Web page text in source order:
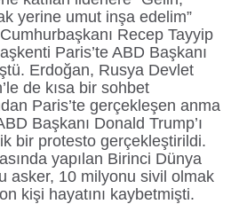
yerine umut inşa edelim”
Recep Tayyip
Paris’te ABD Başkanı
Erdoğan, Rusya Devlet
de kısa bir sohbet
Paris’te gerçekleşen anma
Başkanı Donald Trump’ı
bir protesto gerçekleştirildi.
yapılan Birinci Dünya
asker, 10 milyonu sivil olmak
kişi hayatını kaybetmişti.